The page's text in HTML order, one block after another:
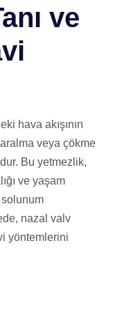
ve
hava akışının
veya çökme
Bu yetmezlik,
ve yaşam
nazal valv
yöntemlerini